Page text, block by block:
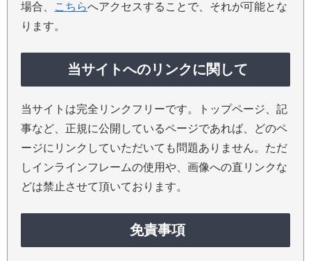
場合、
こちらへアクセスすることで、それが可能とな
ります。
当サイトへのリンクに関して
当サイトは完全リンクフリーです。トップページ、記
事など、正規に公開しているページであれば、どのペ
ージにリンクしていただいても問題ありません。ただ
しインラインフレームの使用や、画像への直リンクな
どは禁止させて頂いております。
免責事項